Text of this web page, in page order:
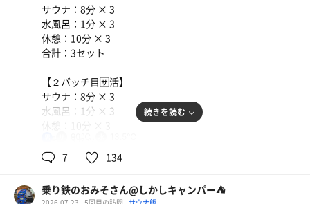
あ、これだよなぁ🤣
量的にもちょうど良いジャストサイズ(≧∇≦)b
これでいいのよ、いや、これがいいのよ😜まさにジャパニ
腹を落ち着かせたらラストのモーニングサウナ２バッチ目
もルーチンワークの8分3セットでフィニッシュ✨️
しかし、今日のGSSのサウナ室はアツかったなぁ😲
さあ、そろそろ八尾に向かいましょ🚃しかし既に暑いι(´Д
｀υ)ｱﾂｨｰ
どこ行こうかなぁ🤔今日はいまだノープラン🤣🤣🤣
それからは一旦カプセルに戻ってアクスパでまったりした
りタバコ( ´Д`)y━･~~入れたりでゆっくりと。
うん…腹が…減った(›´ω`‹ )…6階いこ。昼飯軽かったし腹
減るのが早かったわ🤣🤣🤣
今日はエレベーター乗った時に目に入った塩焼きそばとス
パッシュでキメましょう🤣
薄味ながらもニンニク🧄効いてパンチはありながらもさっ
ぱりといただけました。調子こいて麺倍増にしたら腹パン
🤤
付に見えたのでちいかわルームを覗かせてもらいました👀
で、なんでわざわざ八尾に来たかと言うと喜多の湯♨️制覇
のため🤣🤣🤣
と、いうわけでとうちゃこしたのは八尾温泉喜多の湯♨️
松市野)の7店舗制覇🤣
入った感じは…喜多の湯にしたらデカいなぁ🤔
風呂も体感は香流の喜多の湯くらいの広さかなぁ🤔
サウナ：8分 × 3
水風呂：1分 × 3
休憩：10分 × 3
合計：3セット
【２バッチ目🈂️活】
サウナ：8分 × 3
水風呂：1分 × 3
さあ、今日から2泊3日でサウナ巡り🚗💨
今日は泊まりは心斎橋なんだけど、チェックインまでは時
続きを読む
7 134
乗り鉄のおみそさん@しかしキャンパー⛺